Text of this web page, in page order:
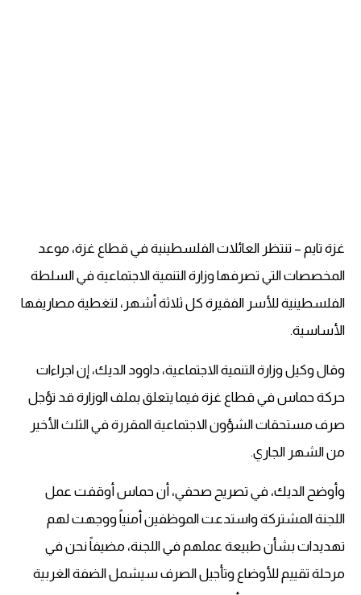
غزة تايم – تنتظر العائلات الفلسطينية في قطاع غزة، موعد
المخصصات التي تصرفها وزارة التنمية الاجتماعية في السلطة
الفلسطينية للأسر الفقيرة كل ثلاثة أشهر، لتغطية مصاريفها
الأساسية.
وقال وكيل وزارة التنمية الاجتماعية، داوود الديك، إن اجراءات
حركة حماس في قطاع غزة فيما يتعلق بملف الوزارة قد تؤجل
صرف مستحقات الشؤون الاجتماعية المقررة في الثلث الأخير
من الشهر الجاري.
وأوضح الديك، في تصريح صحفي، أن حماس أوقفت عمل
اللجنة المشتركة واستدعت الموظفين أمنياً ووجهت لهم
تهديدات بشأن طبيعة عملهم في اللجنة، مضيفاً نحن في
مرحلة تقييم للأوضاع وتأجيل الصرف سيشمل الضفة الغربية